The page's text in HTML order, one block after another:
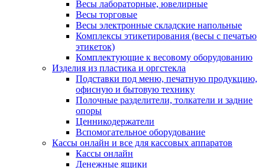
Весы лабораторные, ювелирные
Весы торговые
Весы электронные складские напольные
Комплексы этикетирования (весы с печатью
этикеток)
Комплектующие к весовому оборудованию
Изделия из пластика и оргстекла
Подставки под меню, печатную продукцию,
офисную и бытовую технику
Полочные разделители, толкатели и задние
опоры
Ценникодержатели
Вспомогательное оборудование
Кассы онлайн и все для кассовых аппаратов
Кассы онлайн
Денежные ящики